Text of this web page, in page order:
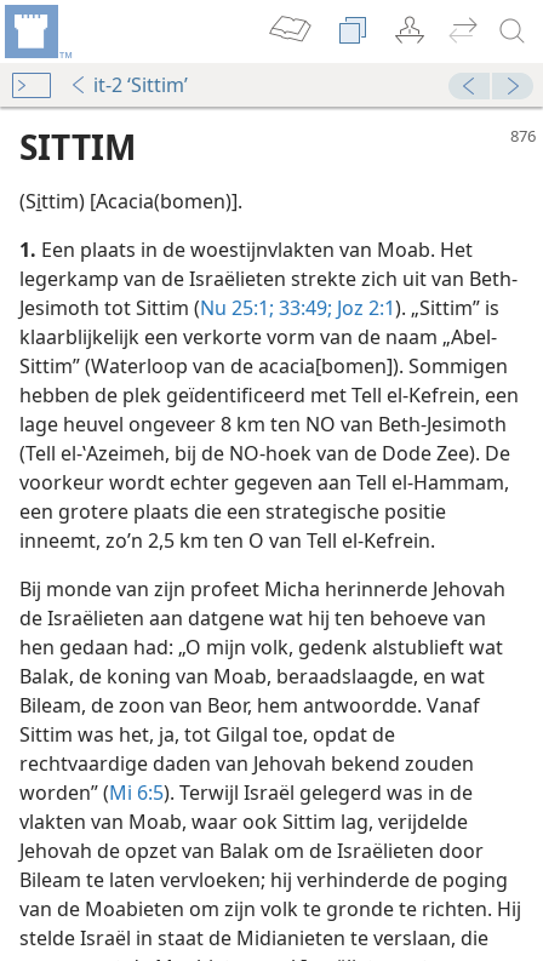
it-2 ‘Sittim’
SITTIM
(Si̱ttim) [Acacia(bomen)].
1. Een plaats in de woestijnvlakten van Moab. Het
legerkamp van de Israëlieten strekte zich uit van Beth-
Jesimoth tot Sittim (Nu 25:1; 33:49; Joz 2:1). „Sittim” is
klaarblijkelijk een verkorte vorm van de naam „Abel-
Sittim” (Waterloop van de acacia[bomen]). Sommigen
hebben de plek geïdentificeerd met Tell el-Kefrein, een
lage heuvel ongeveer 8 km ten NO van Beth-Jesimoth
(Tell el-ʽAzeimeh, bij de NO-hoek van de Dode Zee). De
voorkeur wordt echter gegeven aan Tell el-Hammam,
een grotere plaats die een strategische positie
inneemt, zo’n 2,5 km ten O van Tell el-Kefrein.
Bij monde van zijn profeet Micha herinnerde Jehovah
de Israëlieten aan datgene wat hij ten behoeve van
hen gedaan had: „O mijn volk, gedenk alstublieft wat
Balak, de koning van Moab, beraadslaagde, en wat
Bileam, de zoon van Beor, hem antwoordde. Vanaf
Sittim was het, ja, tot Gilgal toe, opdat de
rechtvaardige daden van Jehovah bekend zouden
worden” (Mi 6:5). Terwijl Israël gelegerd was in de
vlakten van Moab, waar ook Sittim lag, verijdelde
Jehovah de opzet van Balak om de Israëlieten door
Bileam te laten vervloeken; hij verhinderde de poging
van de Moabieten om zijn volk te gronde te richten. Hij
stelde Israël in staat de Midianieten te verslaan, die